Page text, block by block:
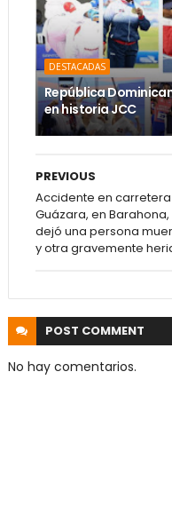
DESTACADAS
República
en historia JCC
PREVIOUS
Accidente en
Guázara, en Barahona,
dejó una persona
y otra gravemente
POST COMMENT
No hay comentarios.